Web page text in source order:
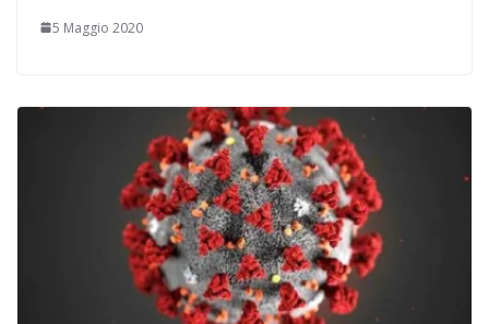
5 Maggio 2020